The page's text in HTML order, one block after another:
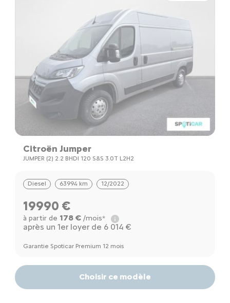
Citroën Jumper
JUMPER (2) 2.2 BHDI 120 S&S 3.0T L2H2
Diesel 63994 km 12/2022
19990 €
à partir de 178 €/mois*
après un 1er loyer de 6 014 €
Garantie Spoticar Premium 12 mois
Choisir ce modèle